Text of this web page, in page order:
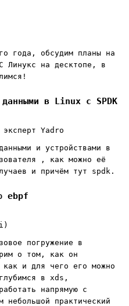
года, обсудим планы на
Линукс на десктопе, в
в Linux с SPDK
Yadro
и устройствами в
, как можно её
и причём тут spdk.
ebpf
погружение в
о том, как он
и для чего его можно
в xds,
напрямую с
небольшой практический